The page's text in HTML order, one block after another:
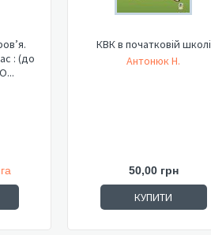
: (до
КВК в початковій школі
Антонюк Н.
50,00 грн
КУПИТИ